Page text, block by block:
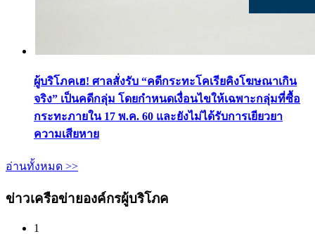
ผู้บริโภคเฮ! ศาลสั่งรับ “คดีกระทะโคเรียคิงโฆษณาเกิน
จริง” เป็นคดีกลุ่ม โดยกำหนดเงื่อนไขให้เฉพาะกลุ่มที่ซื้อ
กระทะภายใน 17 พ.ค. 60 และยังไม่ได้รับการเยียวยา
ความเสียหาย
อ่านทั้งหมด >>
ข่าวเครือข่ายองค์กรผู้บริโภค
1